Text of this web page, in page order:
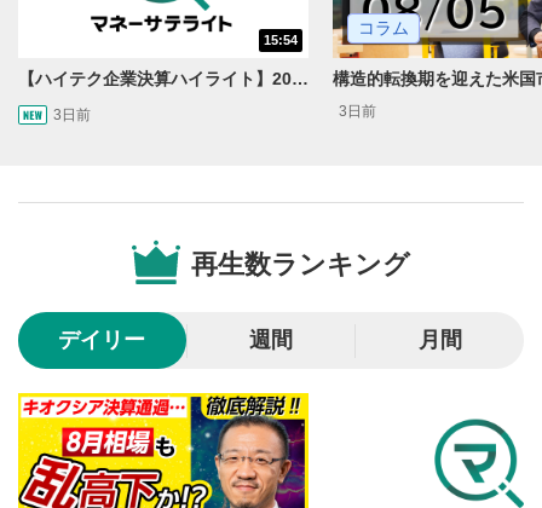
動画再生エリア
動画再生エリアをクリックすると、動画を再生または
一時停止します。
2
再生/一時停止
動画を再生または一時停止します。
10秒戻し/10秒送り
10秒、動画を巻き戻し/早送りします。
シークバー
再生位置を示しています。再生したい位置をクリック
するとその位置から動画が再生されます。
6
画質/再生速度の設定
15:54
【ハイテク企業決算ハイライト】2027年分のメモリに売切れ報道!?＜米国マーケットダイジェスト8/5号＞
3日前
コラム
3日前
再生数ランキング
デイリー 週間 月間